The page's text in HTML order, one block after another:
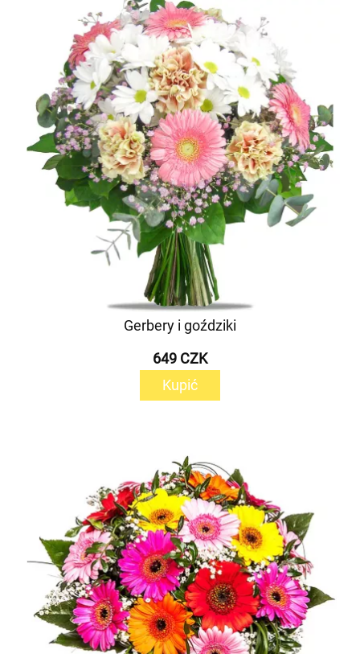
Gerbery i goździki
649 CZK
Kupić